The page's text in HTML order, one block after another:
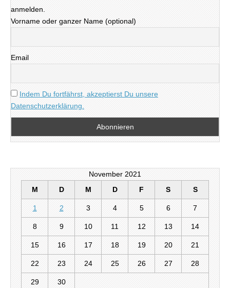
anmelden.
Vorname oder ganzer Name (optional)
Email
Indem Du fortfährst, akzeptierst Du unsere
Datenschutzerklärung.
November 2021
M
D M D F S S
1 2 3 4 5 6 7
8 9 10 11 12 13 14
15 16 17 18 19 20 21
22 23 24 25 26 27 28
29
30